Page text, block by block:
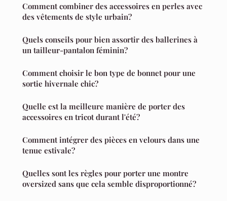
Comment combiner des accessoires en perles avec
des vêtements de style urbain?
Quels conseils pour bien assortir des ballerines à
un tailleur-pantalon féminin?
Comment choisir le bon type de bonnet pour une
sortie hivernale chic?
Quelle est la meilleure manière de porter des
accessoires en tricot durant l'été?
Comment intégrer des pièces en velours dans une
tenue estivale?
Quelles sont les règles pour porter une montre
oversized sans que cela semble disproportionné?